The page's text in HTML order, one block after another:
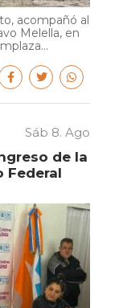
acompañó al
Melella, en
Sáb 8. Ago
de la
Federal